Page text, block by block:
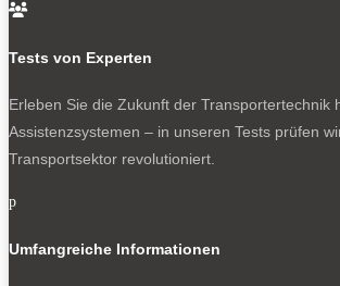

Tests von Experten
Erleben Sie die Zukunft der
Assistenzsystemen – in unseren Tests prüfen
Transportsektor revolutioniert.
p
Umfangreiche Informationen